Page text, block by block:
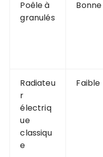
Poêle à
granulés
Bonne
Radiateu
r
électriq
ue
classiqu
e
Faible